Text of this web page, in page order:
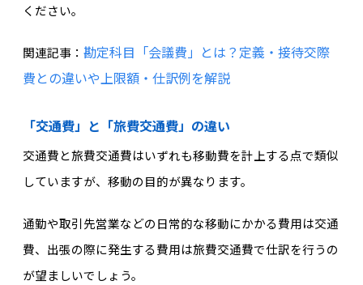
ください。
関連記事： 勘定科目「会議費」とは？定義・接待交際
費との違いや上限額・仕訳例を解説
「交通費」と「旅費交通費」の違い
交通費と旅費交通費はいずれも移動費を計上する点で類似
していますが、移動の目的が異なります。
通勤や取引先営業などの日常的な移動にかかる費用は交通
費、出張の際に発生する費用は旅費交通費で仕訳を行うの
が望ましいでしょう。